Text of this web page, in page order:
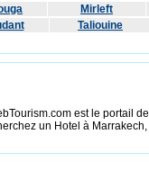
Mirleft
Taliouine
est le portail
un Hotel à